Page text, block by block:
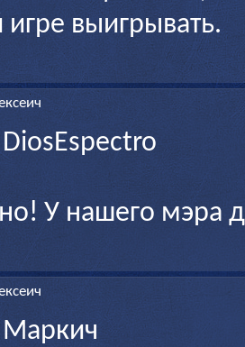
выигрывать.
У нашего мэра